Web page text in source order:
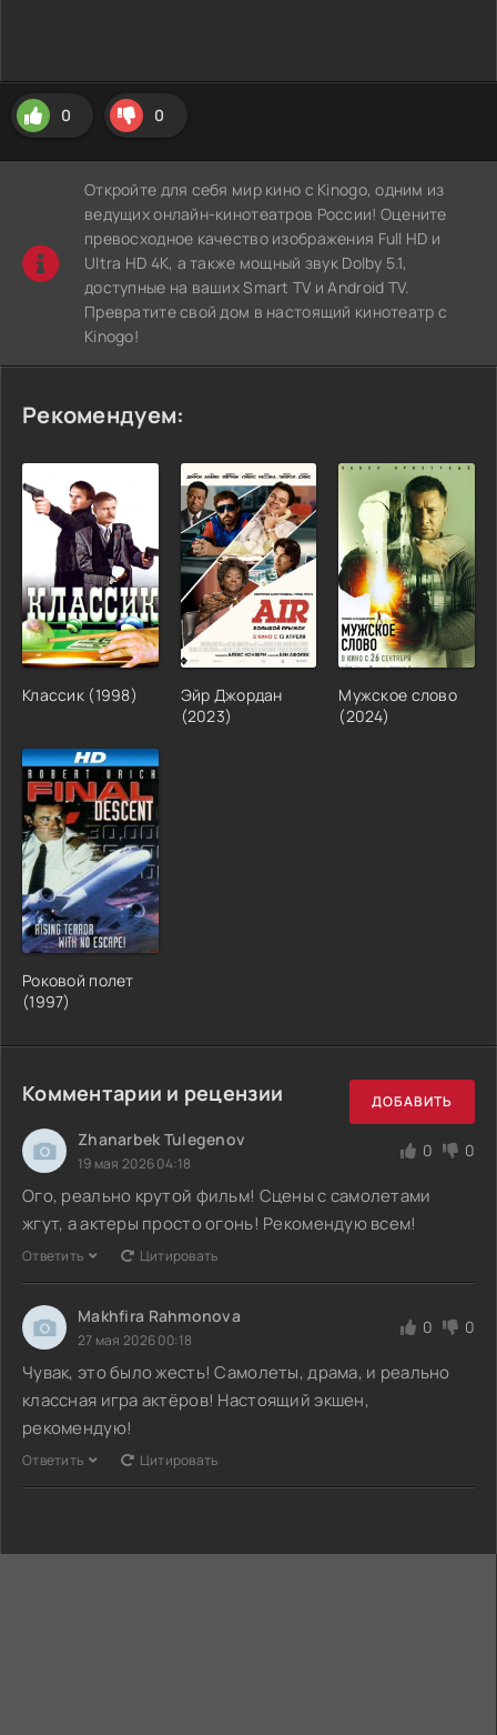
0 0
Откройте для себя мир кино с Kinogo, одним из
ведущих онлайн-кинотеатров России! Оцените
превосходное качество изображения Full HD и
Ultra HD 4K, а также мощный звук Dolby 5.1,
доступные на ваших Smart TV и Android TV.
Превратите свой дом в настоящий кинотеатр с
Kinogo!
Рекомендуем:
Классик (1998)
Эйр Джордан
(2023)
Мужское слово
(2024)
Роковой полет
(1997)
Комментарии и рецензии ДОБАВИТЬ
Zhanarbek Tulegenov
19 мая 2026 04:18
0 0
Ого, реально крутой фильм! Сцены с самолетами
жгут, а актеры просто огонь! Рекомендую всем!
Ответить Цитировать
Makhfira Rahmonova
27 мая 2026 00:18
0 0
Чувак, это было жесть! Самолеты, драма, и реально
классная игра актёров! Настоящий экшен,
рекомендую!
Ответить Цитировать